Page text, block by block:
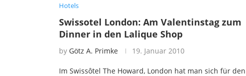
Hotels
Swissotel London: Am Valentinstag zum
Dinner in den Lalique Shop
by Götz A. Primke 19. Januar 2010
Im Swissôtel The Howard, London hat man sich für den